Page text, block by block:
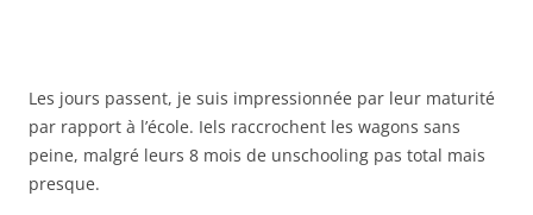
Les jours passent, je suis impressionnée par leur maturité
par rapport à l’école. Iels raccrochent les wagons sans
peine, malgré leurs 8 mois de unschooling pas total mais
presque.